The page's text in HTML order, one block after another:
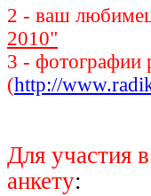
2 - ваш
2010"
3 - фотографии
(http://
Для участия
анкету: